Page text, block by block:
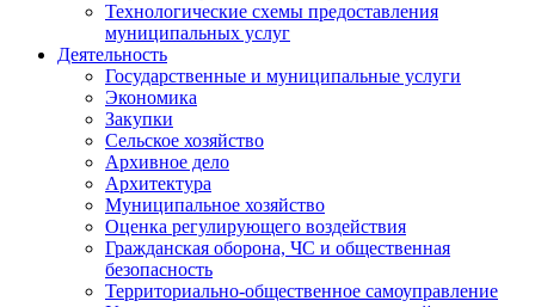
Технологические схемы предоставления
муниципальных услуг
Деятельность
Государственные и муниципальные услуги
Экономика
Закупки
Сельское хозяйство
Архивное дело
Архитектура
Муниципальное хозяйство
Оценка регулирующего воздействия
Гражданская оборона, ЧС и общественная
безопасность
Территориально-общественное самоуправление